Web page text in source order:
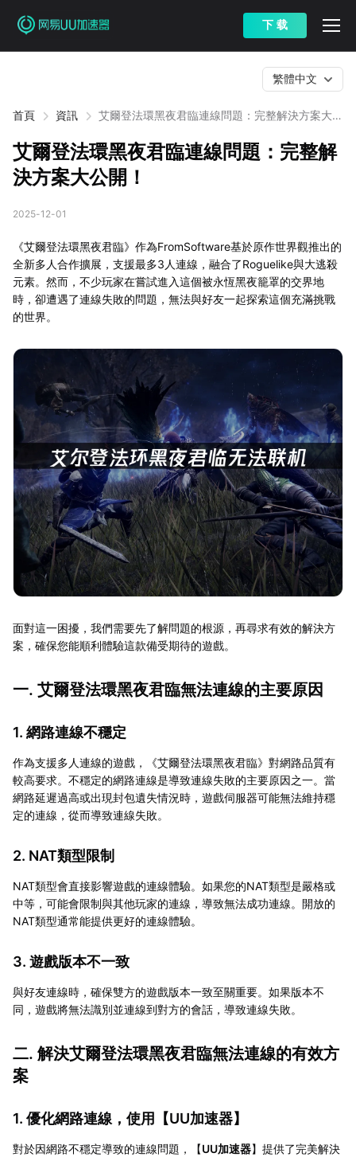
下 载
首頁 資訊
艾爾登法環黑夜君臨連線問題：完整解決方案大公
繁體中文
艾爾登法環黑夜君臨連線問題：完整解
決方案大公開！
2025-12-01
《艾爾登法環黑夜君臨》作為FromSoftware基於原作世界觀推出的
全新多人合作擴展，支援最多3人連線，融合了Roguelike與大逃殺
元素。然而，不少玩家在嘗試進入這個被永恆黑夜籠罩的交界地
時，卻遭遇了連線失敗的問題，無法與好友一起探索這個充滿挑戰
的世界。
面對這一困擾，我們需要先了解問題的根源，再尋求有效的解決方
案，確保您能順利體驗這款備受期待的遊戲。
一. 艾爾登法環黑夜君臨無法連線的主要原因
1. 網路連線不穩定
作為支援多人連線的遊戲，《艾爾登法環黑夜君臨》對網路品質有
較高要求。不穩定的網路連線是導致連線失敗的主要原因之一。當
網路延遲過高或出現封包遺失情況時，遊戲伺服器可能無法維持穩
定的連線，從而導致連線失敗。
2. NAT類型限制
NAT類型會直接影響遊戲的連線體驗。如果您的NAT類型是嚴格或
中等，可能會限制與其他玩家的連線，導致無法成功連線。開放的
NAT類型通常能提供更好的連線體驗。
3. 遊戲版本不一致
與好友連線時，確保雙方的遊戲版本一致至關重要。如果版本不
同，遊戲將無法識別並連線到對方的會話，導致連線失敗。
二. 解決艾爾登法環黑夜君臨無法連線的有效方
案
1. 優化網路連線，使用【UU加速器】
對於因網路不穩定導致的連線問題，【UU加速器】提供了完美解決